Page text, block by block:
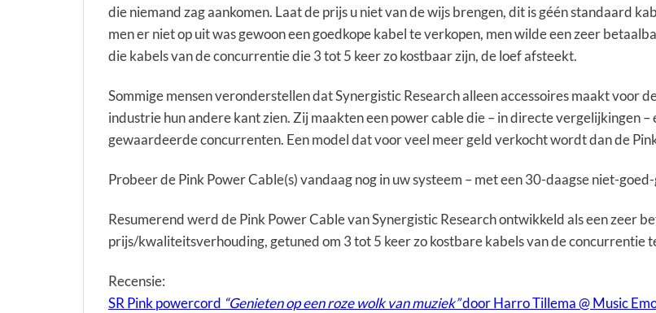
die niemand zag aankomen. Laat de prijs u niet van de wijs brengen, dit is géén standaard
men er niet op uit was gewoon een goedkope kabel te verkopen, men wilde een zeer
die kabels van de concurrentie die 3 tot 5 keer zo kostbaar zijn, de loef afsteekt.
Sommige mensen veronderstellen dat Synergistic Research alleen accessoires maakt voor
industrie hun andere kant zien. Zij maakten een power cable die – in directe vergelijkingen –
gewaardeerde concurrenten. Een model dat voor veel meer geld verkocht wordt dan de
Probeer de Pink Power Cable(s) vandaag nog in uw systeem – met een 30-daagse niet-
Resumerend werd de Pink Power Cable van Synergistic Research ontwikkeld als een zeer
prijs/kwaliteitsverhouding, getuned om 3 tot 5 keer zo kostbare kabels van de concurrentie
Recensie:
SR Pink powercord “Genieten op een roze wolk van muziek”door Harro Tillema @ Music